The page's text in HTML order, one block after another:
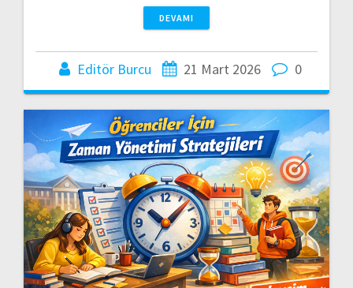
DEVAMI
Editör Burcu 21 Mart 2026 0